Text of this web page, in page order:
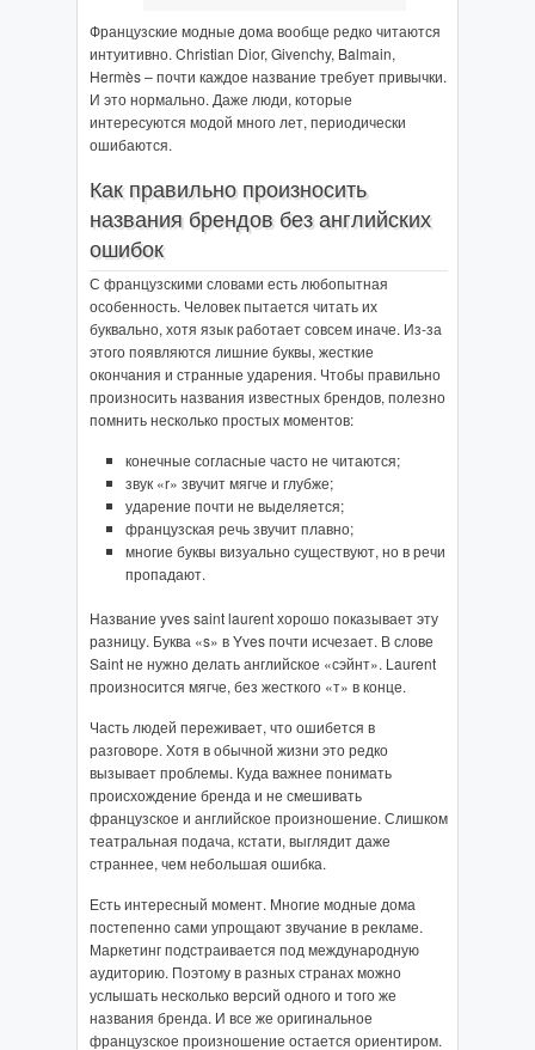
Французские модные дома вообще редко читаются
интуитивно. Christian Dior, Givenchy, Balmain,
Hermès – почти каждое название требует привычки.
И это нормально. Даже люди, которые
интересуются модой много лет, периодически
ошибаются.
Как правильно произносить
названия брендов без английских
ошибок
С французскими словами есть любопытная
особенность. Человек пытается читать их
буквально, хотя язык работает совсем иначе. Из-за
этого появляются лишние буквы, жесткие
окончания и странные ударения. Чтобы правильно
произносить названия известных брендов, полезно
помнить несколько простых моментов:
конечные согласные часто не читаются;
звук «r» звучит мягче и глубже;
ударение почти не выделяется;
французская речь звучит плавно;
многие буквы визуально существуют, но в речи
пропадают.
Название yves saint laurent хорошо показывает эту
разницу. Буква «s» в Yves почти исчезает. В слове
Saint не нужно делать английское «сэйнт». Laurent
произносится мягче, без жесткого «т» в конце.
Часть людей переживает, что ошибется в
разговоре. Хотя в обычной жизни это редко
вызывает проблемы. Куда важнее понимать
происхождение бренда и не смешивать
французское и английское произношение. Слишком
театральная подача, кстати, выглядит даже
страннее, чем небольшая ошибка.
Есть интересный момент. Многие модные дома
постепенно сами упрощают звучание в рекламе.
Маркетинг подстраивается под международную
аудиторию. Поэтому в разных странах можно
услышать несколько версий одного и того же
названия бренда. И все же оригинальное
французское произношение остается ориентиром.